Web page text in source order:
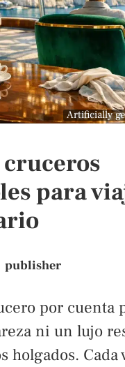
Artificially
para
publisher
por cuenta
ni un lujo
holgados. Cada